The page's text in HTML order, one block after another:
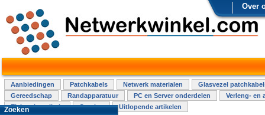
Over
Aanbiedingen Patchkabels Netwerk materialen
Glasvezel
Gereedschap
Randapparatuur PC en Server onderdelen
Verleng- en
Elektra installatie
Overige Uitlopende artikelen
Zoeken